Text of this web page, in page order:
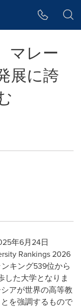
マレー
展に誇
年6月24日
Rankings 2026
キング539位から
した大学となりま
アが世界の高等教
を強調するもので